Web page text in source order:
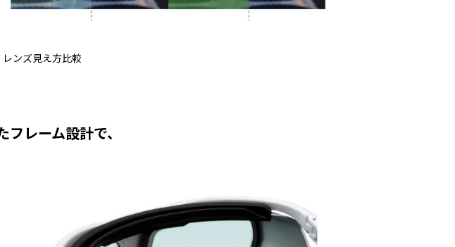
レンズ見え方比較
レーム設計で、